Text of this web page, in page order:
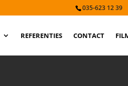
035-623 12 39
REFERENTIES CONTACT